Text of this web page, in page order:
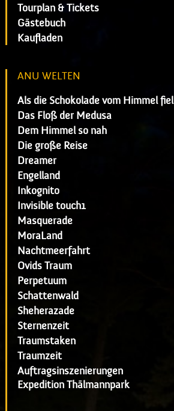
Tourplan & Tickets
Gästebuch
Kaufladen
ANU WELTEN
Als die Schokolade vom Himmel fiel
Das Floß der Medusa
Dem Himmel so nah
Die große Reise
Dreamer
Engelland
Inkognito
Invisible touch1
Masquerade
MoraLand
Nachtmeerfahrt
Ovids Traum
Perpetuum
Schattenwald
Sheherazade
Sternenzeit
Traumstaken
Traumzeit
Auftragsinszenierungen
Expedition Thälmannpark